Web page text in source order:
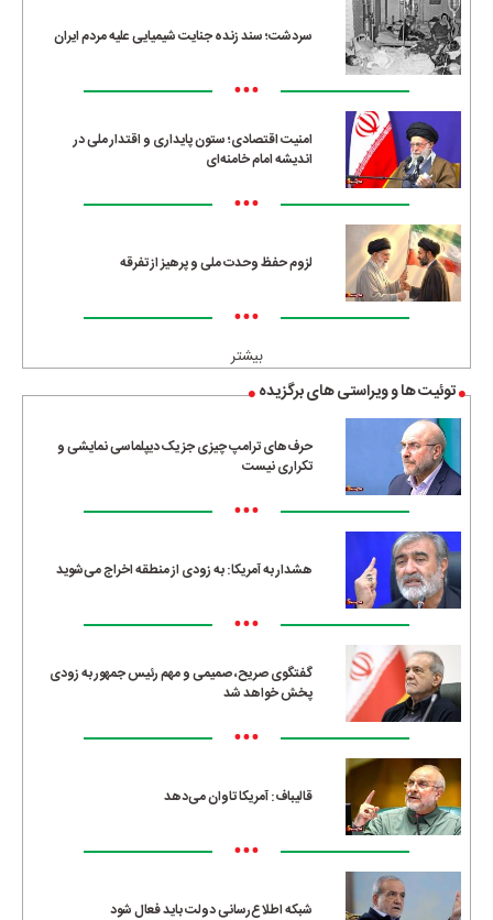
سردشت؛ سند زنده جنایت شیمیایی علیه مردم ایران
•••
امنیت اقتصادی؛ ستون پایداری و اقتدار ملی در
اندیشه امام خامنه‌ای
•••
لزوم حفظ وحدت ملی و پرهیز از تفرقه
•••
بیشتر
توئیت ها و ویراستی های برگزیده
حرف‌های ترامپ چیزی جز یک دیپلماسی نمایشی و
تکراری نیست
•••
هشدار به آمریکا: به زودی از منطقه اخراج می‌شوید
•••
گفتگوی صریح، صمیمی و مهم رئیس جمهور به زودی
پخش خواهد شد
•••
قالیباف: آمریکا تاوان می‌دهد
•••
شبکه اطلاع‌رسانی دولت باید فعال شود